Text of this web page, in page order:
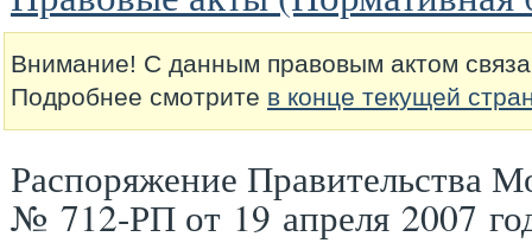
Внимание! С данным правовым актом
Подробнее смотрите в конце текущей
Распоряжение Правительства
№ 712-РП от 19 апреля 2007